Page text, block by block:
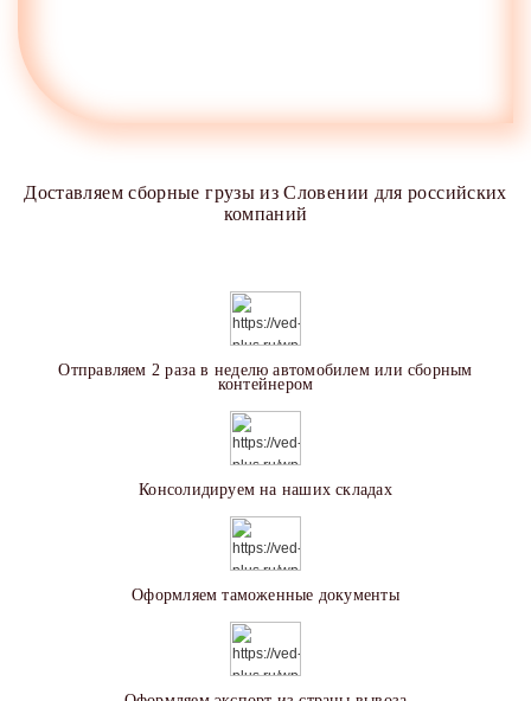
Доставляем сборные грузы из Словении для российских
компаний
Отправляем 2 раза в неделю автомобилем или сборным
контейнером
Консолидируем на наших складах
Оформляем таможенные документы